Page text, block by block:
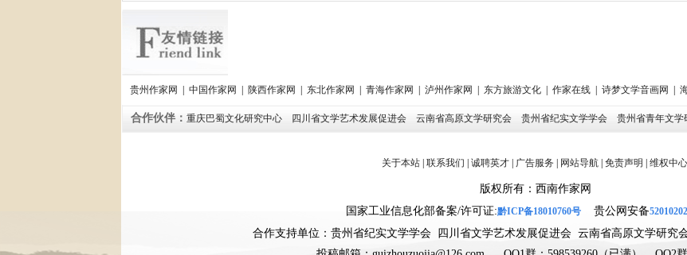
贵州作家网 | 中国作家网 | 陕西作家网 | 东北作家网 | 青海作家网 | 泸州作家网 | 东方旅游文化 | 作家在线 | 诗梦文学音画网 |
合作伙伴： 重庆巴蜀文化研究中心 四川省文学艺术发展促进会 云南省高原文学研究会 贵州省纪实文学学会 贵州省青年文学
关于本站| 联系我们 | 诚聘英才| 广告服务 | 网站导航| 免责声明 | 维权中心
版权所有：西南作家网
国家工业信息化部备案/许可证:黔ICP备18010760号 贵公网安备
合作支持单位：贵州省纪实文学学会 四川省文学艺术发展促进会 云南省高原文学研究